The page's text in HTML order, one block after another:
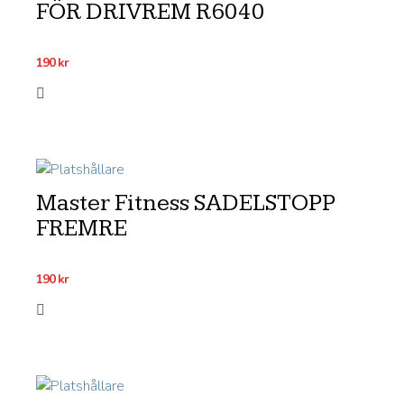
FÖR DRIVREM R6040
190kr
Master Fitness SADELSTOPP
FREMRE
190kr